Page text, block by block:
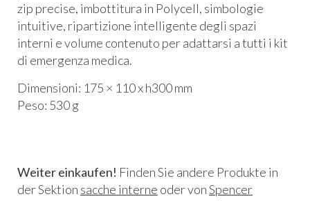
zip precise, imbottitura in Polycell, simbologie
intuitive, ripartizione intelligente degli spazi
interni e volume contenuto per adattarsi a tutti i kit
di emergenza medica.
Dimensioni: 175 × 110 x h300 mm
Peso: 530 g
Weiter einkaufen! Finden Sie andere Produkte in
der Sektion sacche interne oder vonSpencer